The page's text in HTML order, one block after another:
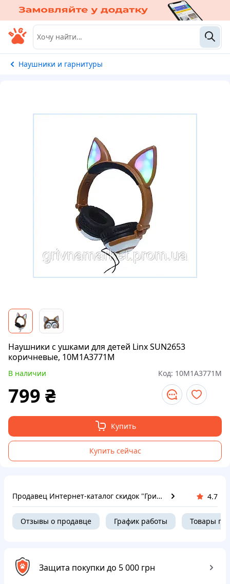
Наушники и гарнитуры
Наушники с ушками для детей Linx SUN2653
коричневые, 10M1A3771M
В наличии Код: 10M1A3771M
799 ₴
Купить
Купить сейчас
Продавец Интернет-каталог скидок "Гривна Маркет" 4.7
Отзывы о продавце График работы Товары
Защита покупки до 5 000 грн